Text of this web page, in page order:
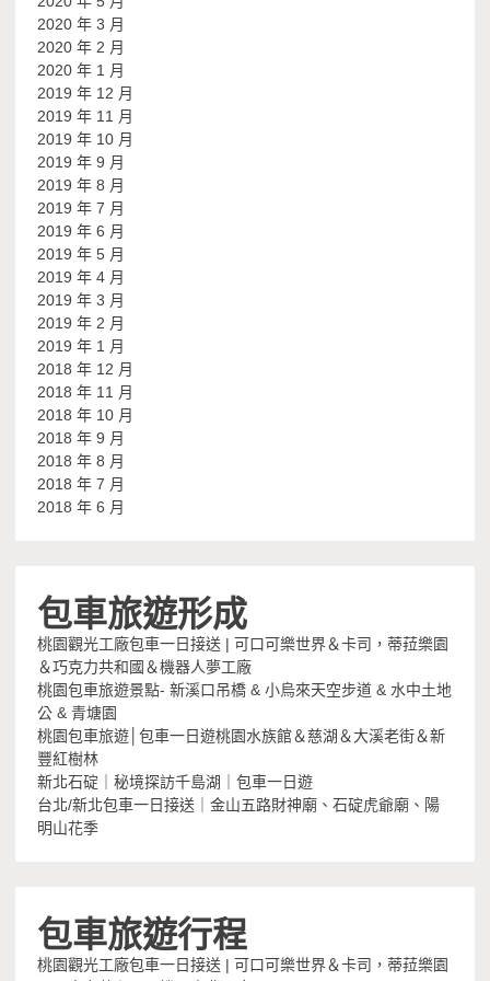
2020 年 3 月
2020 年 2 月
2020 年 1 月
2019 年 12 月
2019 年 11 月
2019 年 10 月
2019 年 9 月
2019 年 8 月
2019 年 7 月
2019 年 6 月
2019 年 5 月
2019 年 4 月
2019 年 3 月
2019 年 2 月
2019 年 1 月
2018 年 12 月
2018 年 11 月
2018 年 10 月
2018 年 9 月
2018 年 8 月
2018 年 7 月
2018 年 6 月
包車旅遊形成
桃園觀光工廠包車一日接送 | 可口可樂世界＆卡司，蒂菈樂園
＆巧克力共和國＆機器人夢工廠
桃園包車旅遊景點- 新溪口吊橋 & 小烏來天空步道 & 水中土地
公 & 青塘園
桃園包車旅遊│包車一日遊桃園水族館＆慈湖＆大溪老街＆新
豐紅樹林
新北石碇｜秘境探訪千島湖｜包車一日遊
台北/新北包車一日接送｜金山五路財神廟、石碇虎爺廟、陽
明山花季
包車旅遊行程
桃園觀光工廠包車一日接送 | 可口可樂世界＆卡司，蒂菈樂園